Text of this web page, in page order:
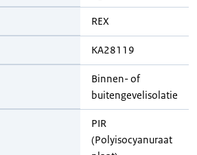
REX
KA28119
Binnen- of
buitengevelisolatie
PIR
(Polyisocyanuraat